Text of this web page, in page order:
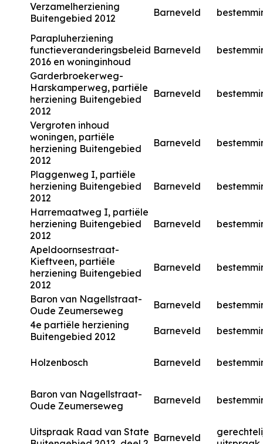
Verzamelherziening
Buitengebied 2012
Barneveld
Parapluherziening
functieveranderingsbeleid
2016 en woninginhoud
Barneveld
Garderbroekerweg-
Harskamperweg, partiële
herziening Buitengebied
2012
Barneveld
Vergroten inhoud
woningen, partiële
herziening Buitengebied
2012
Barneveld
Plaggenweg I, partiële
herziening Buitengebied
2012
Barneveld
Harremaatweg I, partiële
herziening Buitengebied
2012
Barneveld
Apeldoornsestraat-
Kieftveen, partiële
herziening Buitengebied
2012
Barneveld
Baron van Nagellstraat-
Oude Zeumerseweg
Barneveld
4e partiële herziening
Buitengebied 2012
Barneveld
Holzenbosch Barneveld
Baron van Nagellstraat-
Oude Zeumerseweg
Barneveld
Uitspraak Raad van State Barneveld